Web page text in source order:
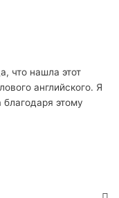
что нашла этот
английского. Я
этому